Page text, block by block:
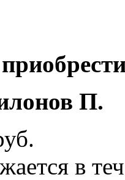
П.
в